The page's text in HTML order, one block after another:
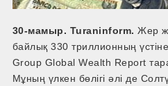
30-мамыр. Turaninform. Жер
байлық 330 триллионның
Group Global Wealth Report
Мұның үлкен бөлігі әлі де